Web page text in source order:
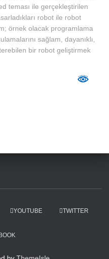
teması ile gerçekleştirilen
robot ile robot
örnek olacak programlama
sağlam, dayanıklı,
bir robot geliştirmek
YOUTUBE TWITTER